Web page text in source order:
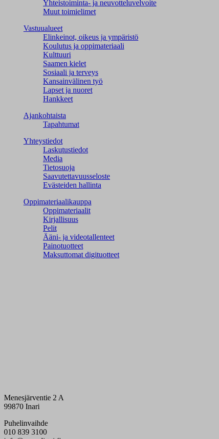
Yhteistoiminta- ja neuvotteluvelvoite
Muut toimielimet
Vastuualueet
Elinkeinot, oikeus ja ympäristö
Koulutus ja oppimateriaali
Kulttuuri
Saamen kielet
Sosiaali ja terveys
Kansainvälinen työ
Lapset ja nuoret
Hankkeet
Ajankohtaista
Tapahtumat
Yhteystiedot
Laskutustiedot
Media
Tietosuoja
Saavutettavuusseloste
Evästeiden hallinta
Oppimateriaalikauppa
Oppimateriaalit
Kirjallisuus
Pelit
Ääni- ja videotallenteet
Painotuotteet
Maksuttomat digituotteet
Menesjärventie 2 A
99870 Inari
Puhelinvaihde
010 839 3100